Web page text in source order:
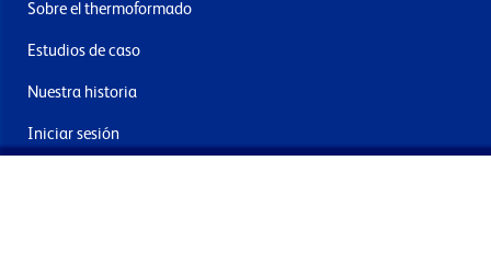
Sobre el thermoformado
Estudios de caso
Nuestra historia
Iniciar sesión